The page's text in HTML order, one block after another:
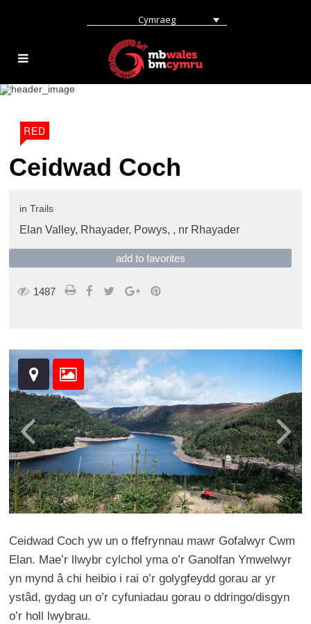
Cymraeg
RED
Ceidwad Coch
in Trails
Elan Valley, Rhayader, Powys, , nr Rhayader
add to favorites
1487
Ceidwad Coch yw un o ffefrynnau mawr Gofalwyr Cwm
Elan. Mae’r llwybr cylchol yma o’r Ganolfan Ymwelwyr
yn mynd â chi heibio i rai o’r golygfeydd gorau ar yr
ystâd, gydag un o’r cyfuniadau gorau o ddringo/disgyn
o’r holl lwybrau.